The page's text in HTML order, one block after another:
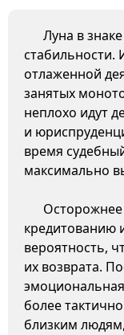
Луна в знаке
стабильности.
отлаженной
занятых
неплохо идут
и
время
максимально
Осторожнее
кредитованию
вероятность,
их возврата.
эмоциональная
более
близким